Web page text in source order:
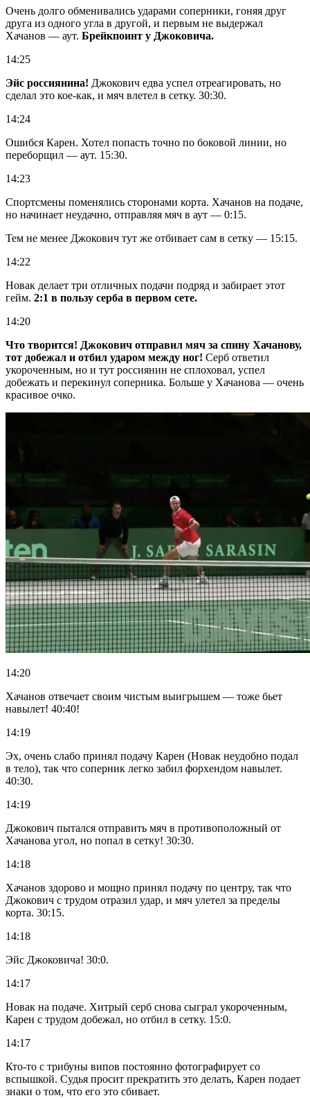
Очень долго обменивались ударами соперники, гоняя друг
друга из одного угла в другой, и первым не выдержал
Хачанов — аут. Брейкпоинт у Джоковича.
14:25
Эйс россиянина! Джокович едва успел отреагировать, но
сделал это кое-как, и мяч влетел в сетку. 30:30.
14:24
Ошибся Карен. Хотел попасть точно по боковой линии, но
переборщил — аут. 15:30.
14:23
Спортсмены поменялись сторонами корта. Хачанов на подаче,
но начинает неудачно, отправляя мяч в аут — 0:15.
Тем не менее Джокович тут же отбивает сам в сетку — 15:15.
14:22
Новак делает три отличных подачи подряд и забирает этот
гейм. 2:1 в пользу серба в первом сете.
14:20
Что творится! Джокович отправил мяч за спину Хачанову,
тот добежал и отбил ударом между ног! Серб ответил
укороченным, но и тут россиянин не сплоховал, успел
добежать и перекинул соперника. Больше у Хачанова — очень
красивое очко.
14:20
Хачанов отвечает своим чистым выигрышем — тоже бьет
навылет! 40:40!
14:19
Эх, очень слабо принял подачу Карен (Новак неудобно подал
в тело), так что соперник легко забил форхендом навылет.
40:30.
14:19
Джокович пытался отправить мяч в противоположный от
Хачанова угол, но попал в сетку! 30:30.
14:18
Хачанов здорово и мощно принял подачу по центру, так что
Джокович с трудом отразил удар, и мяч улетел за пределы
корта. 30:15.
14:18
Эйс Джоковича! 30:0.
14:17
Новак на подаче. Хитрый серб снова сыграл укороченным,
Карен с трудом добежал, но отбил в сетку. 15:0.
14:17
Кто-то с трибуны випов постоянно фотографирует со
вспышкой. Судья просит прекратить это делать, Карен подает
знаки о том, что его это сбивает.